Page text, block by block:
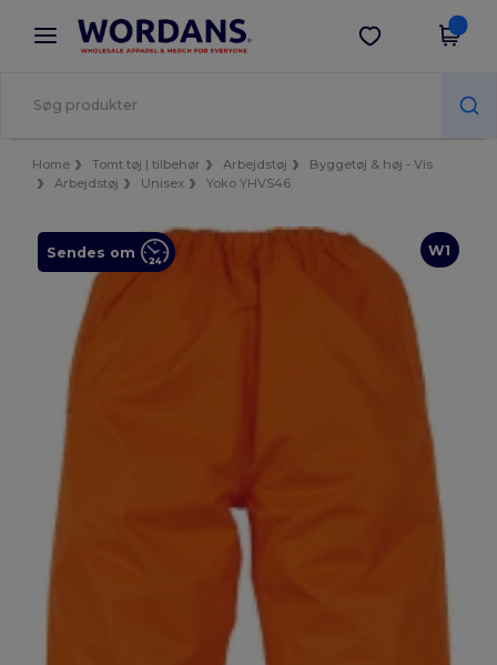
× Wordans-app
Bedre priser i appen!
Hent app
Home Tomt tøj | tilbehør Arbejdstøj
Byggetøj & høj - Vis
Arbejdstøj
Unisex Yoko YHVS46
W1
Sendes om